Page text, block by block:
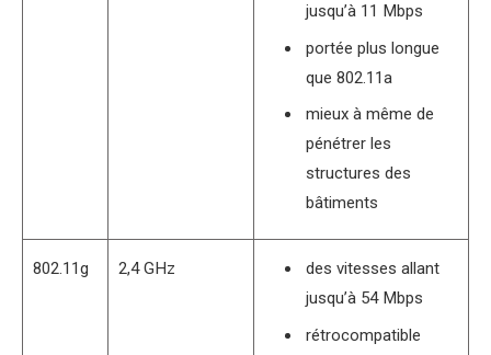
jusqu’à 11 Mbps
portée plus longue
que 802.11a
mieux à même de
pénétrer les
structures des
bâtiments
802.11g 2,4 GHz
des vitesses allant
jusqu’à 54 Mbps
rétrocompatible